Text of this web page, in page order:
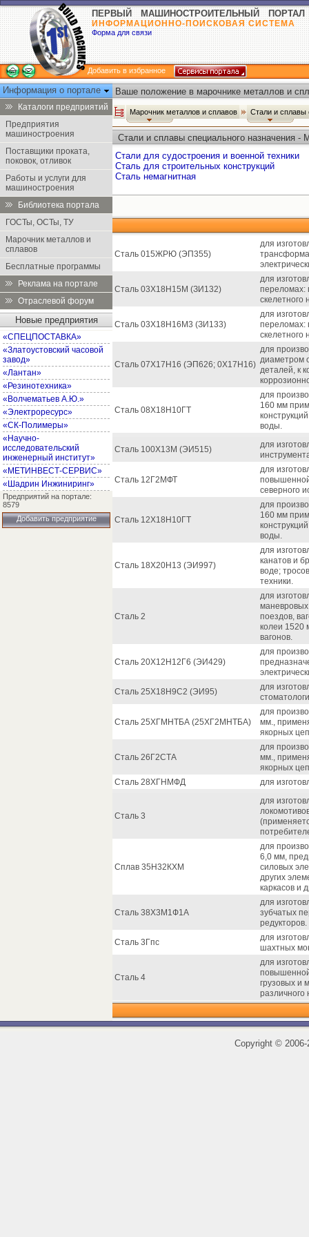
ПЕРВЫЙ МАШИНОСТРОИТЕЛЬНЫЙ ПОРТАЛ
ИНФОРМАЦИОННО-ПОИСКОВАЯ СИСТЕМА
Форма для связи
Добавить в избранное
Информация о портале
Каталоги предприятий
Предприятия
машиностроения
Поставщики проката,
поковок, отливок
Работы и услуги для
машиностроения
Библиотека портала
ГОСТы, ОСТы, ТУ
Марочник металлов и
сплавов
Бесплатные программы
Реклама на портале
Отраслевой форум
Новые предприятия
«СПЕЦПОСТАВКА»
«Златоустовский часовой
завод»
«Лантан»
«Резинотехника»
«Волчематьев А.Ю.»
«Электроресурс»
«СК-Полимеры»
«Научно-
исследовательский
инженерный институт»
«МЕТИНВЕСТ-СЕРВИС»
«Шадрин Инжиниринг»
Предприятий на портале:
8579
Добавить предприятие
Ваше положение в марочнике металлов и
Марочник металлов и сплавов Стали и сплавы
Стали и сплавы специального назначения -
Стали для судостроения и военной техники
Сталь для строительных конструкций
Сталь немагнитная
Сталь 015ЖРЮ (ЭП355)
для
Сталь 03Х18Н15М (ЗИ132)
для
переломах:
скелетного
Сталь 03Х18Н16М3 (ЗИ133)
для
переломах:
скелетного
Сталь 07Х17Н16 (ЭП626; 0Х17Н16)
для
диаметром
деталей, к
Сталь 08Х18Н10ГТ
для
160 мм
воды.
Сталь 100Х13М (ЭИ515)
для
Сталь 12Г2МФТ
для
северного
Сталь 12Х18Н10ГТ
для
160 мм
воды.
Сталь 18Х20Н13 (ЭИ997)
для
канатов и
воде;
техники.
Сталь 2
для
поездов,
колеи 1520
вагонов.
Сталь 20Х12Н12Г6 (ЭИ429)
для
Сталь 25Х18Н9С2 (ЭИ95)
для
Сталь 25ХГМНТБА (25ХГ2МНТБА)
для
мм.,
якорных
Сталь 26Г2СТА
для
мм.,
якорных
Сталь 28ХГНМФД
для
Сталь 3
для
Сплав 35Н32КХМ
для
6,0 мм,
силовых
других
каркасов и
Сталь 38Х3М1Ф1А
для
зубчатых
редукторов.
Сталь 3Гпс
для
шахтных
Сталь 4
для
повышенной
грузовых и
различного
Copyright ©